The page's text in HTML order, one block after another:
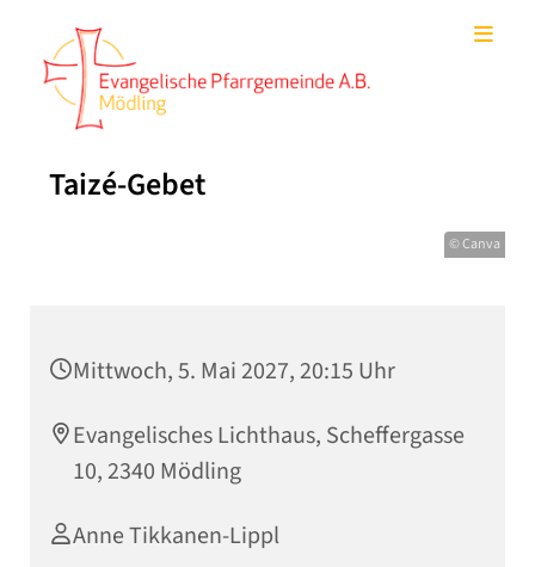
Taizé-Gebet
© Canva
Mittwoch, 5. Mai 2027, 20:15 Uhr
Evangelisches Lichthaus, Scheffergasse
10, 2340 Mödling
Anne Tikkanen-Lippl